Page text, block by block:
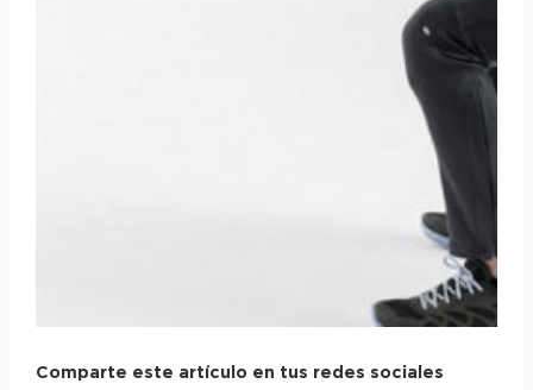
Comparte este artículo en tus redes sociales